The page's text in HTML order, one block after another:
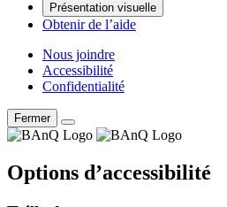
Présentation visuelle
Obtenir de l’aide
Nous joindre
Accessibilité
Confidentialité
Fermer
Options d’accessibilité